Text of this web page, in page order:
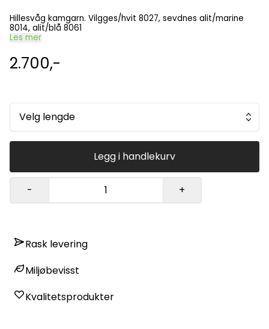
Hillesvåg kamgarn. Vilgges/hvit 8027, sevdnes alit/marine
8014, alit/blå 8061
Les mer
2.700,-
Velg lengde
Legg i handlekurv
- +
Rask levering
Miljøbevisst
Kvalitetsprodukter